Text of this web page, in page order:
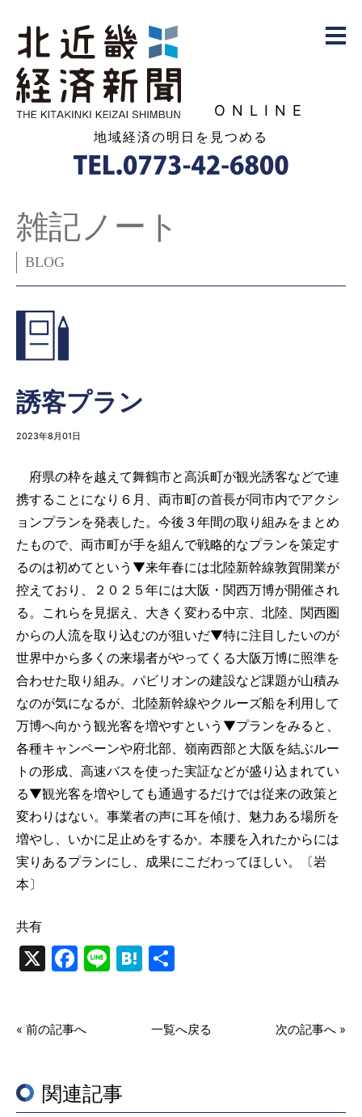
ONLINE
地域経済の明日を見つめる
雑記ノート
BLOG
誘客プラン
2023年8月01日
府県の枠を越えて舞鶴市と高浜町が観光誘客などで連
携することになり６月、両市町の首長が同市内でアクシ
ョンプランを発表した。今後３年間の取り組みをまとめ
たもので、両市町が手を組んで戦略的なプランを策定す
るのは初めてという▼来年春には北陸新幹線敦賀開業が
控えており、２０２５年には大阪・関西万博が開催され
る。これらを見据え、大きく変わる中京、北陸、関西圏
からの人流を取り込むのが狙いだ▼特に注目したいのが
世界中から多くの来場者がやってくる大阪万博に照準を
合わせた取り組み。パビリオンの建設など課題が山積み
なのが気になるが、北陸新幹線やクルーズ船を利用して
万博へ向かう観光客を増やすという▼プランをみると、
各種キャンペーンや府北部、嶺南西部と大阪を結ぶルー
トの形成、高速バスを使った実証などが盛り込まれてい
る▼観光客を増やしても通過するだけでは従来の政策と
変わりはない。事業者の声に耳を傾け、魅力ある場所を
増やし、いかに足止めをするか。本腰を入れたからには
実りあるプランにし、成果にこだわってほしい。〔岩
本〕
共有
X Facebook
LineHatena
« 前の記事へ 一覧へ戻る 次の記事へ »
関連記事